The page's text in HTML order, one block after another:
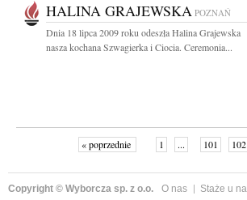
HALINA GRAJEWSKA POZNAŃ
Dnia 18 lipca 2009 roku odeszła Halina Grajewska
nasza kochana Szwagierka i Ciocia. Ceremonia...
« poprzednie 1 ... 101 102
Copyright © Wyborcza sp. z o.o. O nas Staże u